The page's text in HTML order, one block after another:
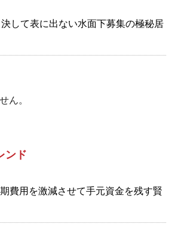
して表に出ない水面下募集の極秘居
ん。
ンド
費用を激減させて手元資金を残す賢